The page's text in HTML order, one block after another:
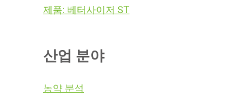
제품: 베터사이저 ST
산업 분야
농약 분석